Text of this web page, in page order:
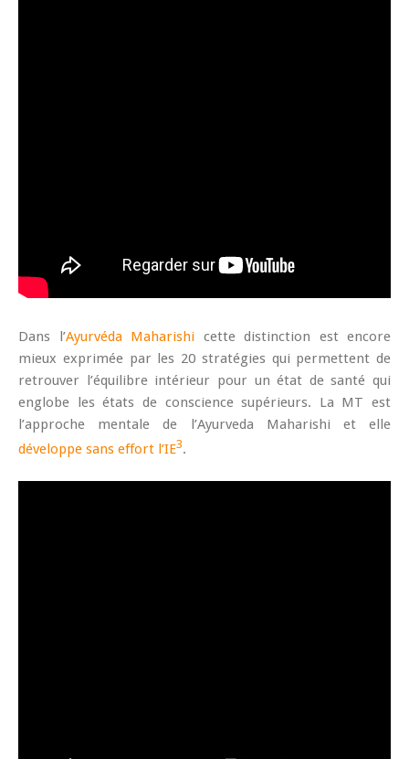
Dans l’Ayurvéda Maharishi cette distinction est encore
mieux exprimée par les 20 stratégies qui permettent de
retrouver l’équilibre intérieur pour un état de santé qui
englobe les états de conscience supérieurs. La MT est
l’approche mentale de l’Ayurveda Maharishi et elle
développe sans effort l’IE3.